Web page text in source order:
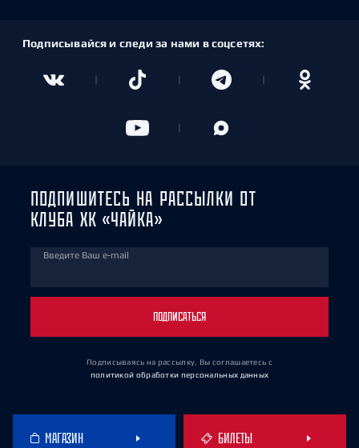
Подписывайся и следи за нами в соцсетях:
ПОДПИШИТЕСЬ НА РАССЫЛКИ ОТ
КЛУБА ХК «ЧАЙКА»
Введите Ваш e-mail
ПОДПИСАТЬСЯ
Подписываясь на рассылку, Вы соглашаетесь с
политикой обработки персональных данных
МАГАЗИН БИЛЕТЫ